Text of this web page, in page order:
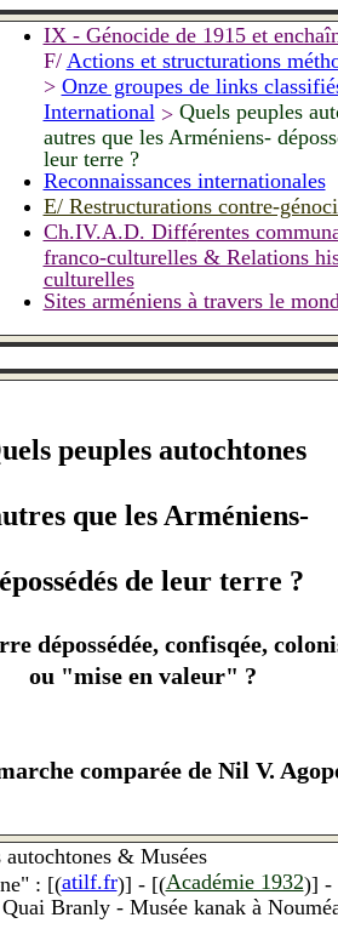
IX - Génocide de 1915 et
F/ Actions et structurations
> Onze groupes de links
International > Quels peuples
autres que les Arméniens-
leur terre ?
Reconnaissances internationales
E/ Restructurations contre-
Ch.IV.A.D. Différentes
franco-culturelles & Relations
culturelles
Sites arméniens à travers le
peuples autochtones
que les Arméniens-
de leur terre ?
dépossédée, confisqée,
ou "mise en valeur" ?
comparée de Nil V.
autochtones & Musées
: [(atilf.fr)] - [(Académie 1932)] -
Branly - Musée kanak à